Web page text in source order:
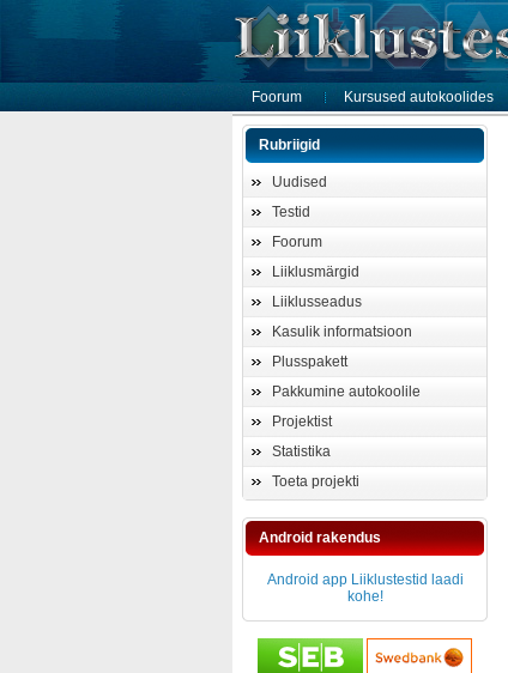
Foorum Kursused autokoolides
Rubriigid
Uudised
Testid
Foorum
Liiklusmärgid
Liiklusseadus
Kasulik informatsioon
Plusspakett
Pakkumine autokoolile
Projektist
Statistika
Toeta projekti
Android rakendus
Android app Liiklustestid laadi
kohe!